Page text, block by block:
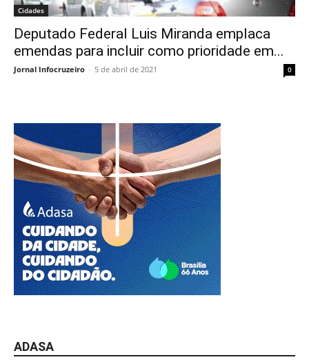
Cidades
Deputado Federal Luis Miranda emplaca
emendas para incluir como prioridade em...
Jornal Infocruzeiro - 5 de abril de 2021 0
ADASA